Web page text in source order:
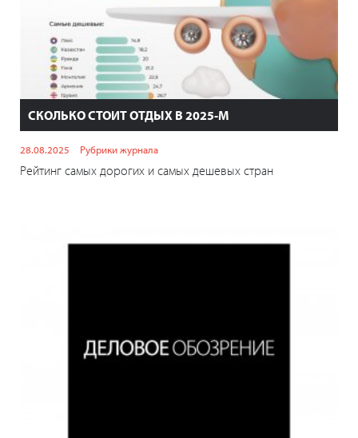
СКОЛЬКО СТОИТ ОТДЫХ В 2025-М
28.08.2025 Рубрики журнала
Рейтинг самых дорогих и самых дешевых стран